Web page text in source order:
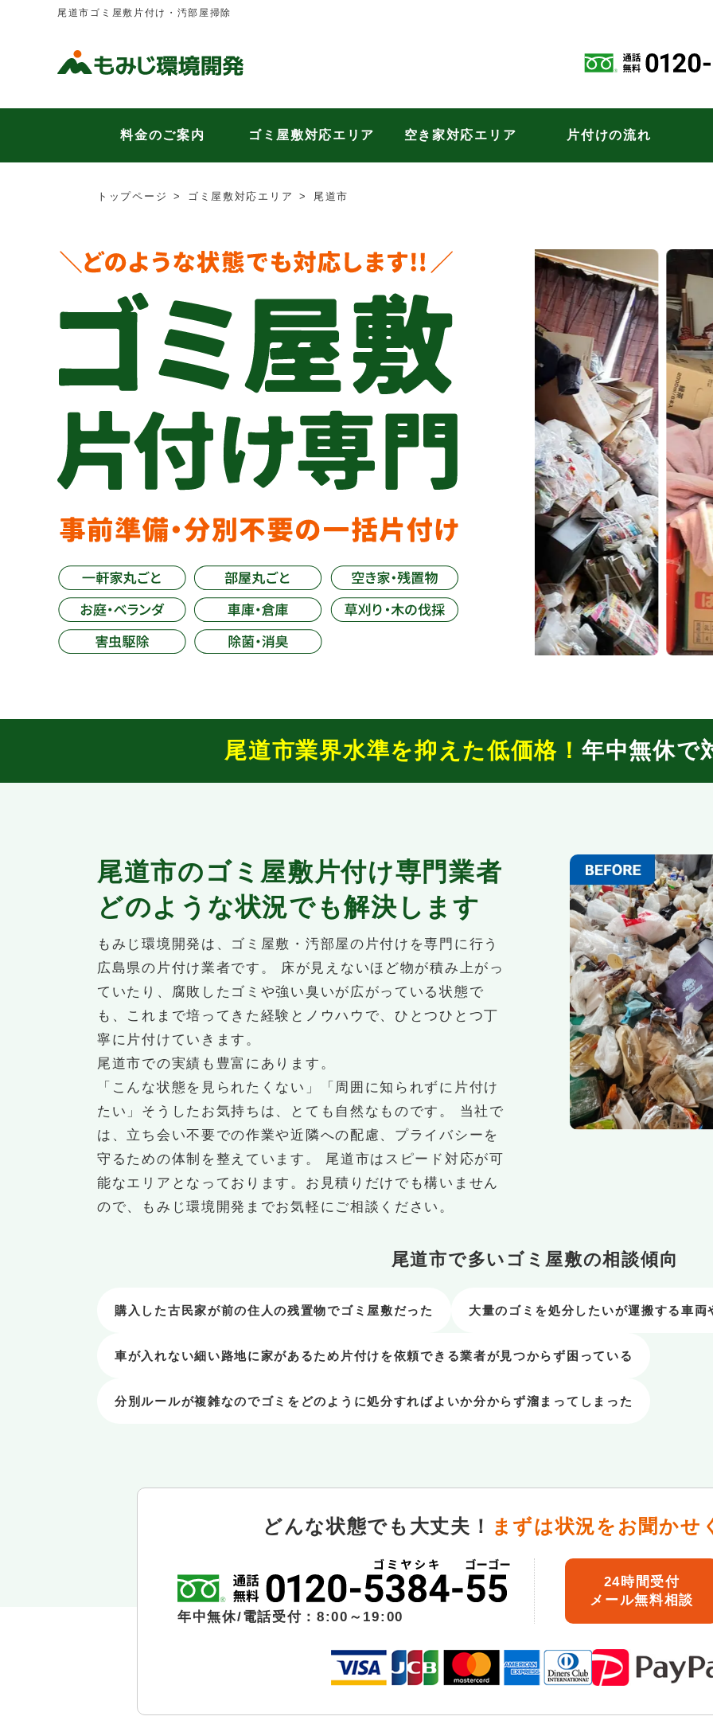
尾道市ゴミ屋敷片付け・汚部屋掃除
料金のご案内 ゴミ屋敷対応エリア 空き家対応エリア 片付けの流れ
トップページ ゴミ屋敷対応エリア 尾道市
尾道市業界水準を抑えた低価格！ 年中無休で
尾道市のゴミ屋敷片付け専門業者
どのような状況でも解決します
もみじ環境開発は、ゴミ屋敷・汚部屋の片付けを専門に行う
広島県の片付け業者です。 床が見えないほど物が積み上がっ
ていたり、腐敗したゴミや強い臭いが広がっている状態で
も、これまで培ってきた経験とノウハウで、ひとつひとつ丁
寧に片付けていきます。
尾道市での実績も豊富にあります。
「こんな状態を見られたくない」「周囲に知られずに片付け
たい」そうしたお気持ちは、とても自然なものです。 当社で
は、立ち会い不要での作業や近隣への配慮、プライバシーを
守るための体制を整えています。 尾道市はスピード対応が可
能なエリアとなっております。お見積りだけでも構いません
ので、もみじ環境開発までお気軽にご相談ください。
尾道市で多いゴミ屋敷の相談傾向
購入した古民家が前の住人の残置物でゴミ屋敷だった 大量のゴミを処分したいが運搬する車両
車が入れない細い路地に家があるため片付けを依頼できる業者が見つからず困っている
分別ルールが複雑なのでゴミをどのように処分すればよいか分からず溜まってしまった
どんな状態でも大丈夫！ まずは状況をお聞かせ
年中無休/電話受付：8:00～19:00
24時間受付
メール無料相談